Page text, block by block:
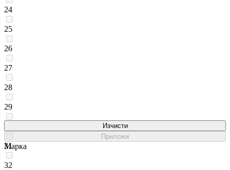
24
25
26
27
28
29
31
32
Изчисти
Приложи
Марка